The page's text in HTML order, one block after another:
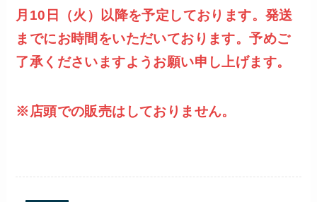
月10日（火）以降を予定しております。発送
までにお時間をいただいております。予めご
了承くださいますようお願い申し上げます。
※店頭での販売はしておりません。